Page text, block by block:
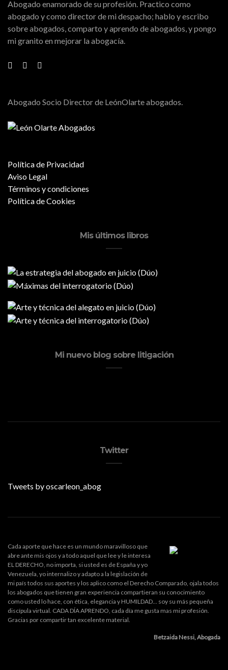
Abogado enamorado de su profesión. Practico como
abogado y como director de mi despacho; hablo y escribo
sobre abogados, comparto y aprendo de abogados, y pongo
mi granito en mejorar la abogacía.
Abogado Socio Director de LeónOlarte abogados.
Política de Privacidad
Aviso Legal
Términos y condiciones
Política de Cookies
Mis últimos libros
Mi nuevo blog sobre litigación
Twitter
Tweets by oscarleon_abog
Cada aporte que hace es un mundo maravilloso que
abre ante mis ojos y a todo aquel que lee y le interesa
EL DERECHO, no importa, si usted es de España y yo
Venezuela, yo internalizo y adapto a la legislación de
mi país todos sus aportes y los aplico como el Derecho Comparado, ojala todos
los abogados que tienen gran experiencia compartieran su conocimiento
como usted lo hace, con ética, elegancia y HUMILDAD... soy su más pequeña
discípula virtual. CADA DÍA APRENDO, cada día me gusta mas mi profesión.
Gracias por compartir tan excelente material.
Betzaida Nessi, Abogada